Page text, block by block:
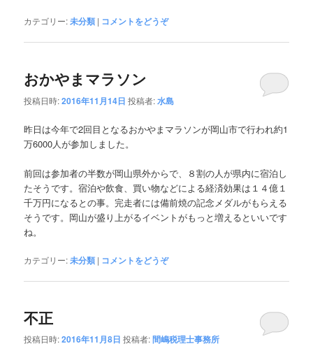
カテゴリー:未分類 | コメントをどうぞ
おかやまマラソン
投稿日時:2016年11月14日 投稿者:水島
昨日は今年で2回目となるおかやまマラソンが岡山市で行われ約1
万6000人が参加しました。
前回は参加者の半数が岡山県外からで、８割の人が県内に宿泊し
たそうです。宿泊や飲食、買い物などによる経済効果は１４億１
千万円になるとの事。完走者には備前焼の記念メダルがもらえる
そうです。岡山が盛り上がるイベントがもっと増えるといいです
ね。
カテゴリー:未分類 | コメントをどうぞ
不正
投稿日時:2016年11月8日 投稿者:間嶋税理士事務所